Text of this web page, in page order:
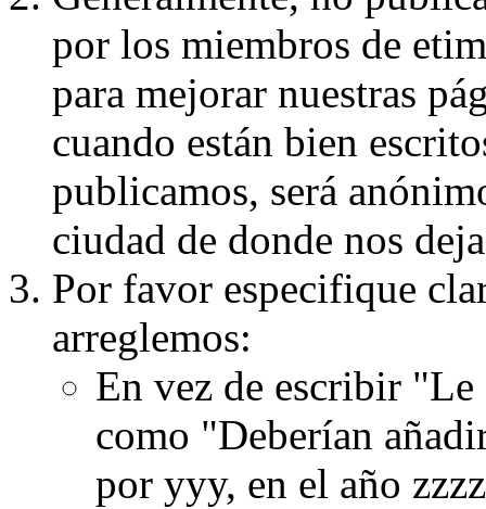
por los miembros de
para mejorar nuestras
cuando están bien
publicamos, será
ciudad de donde nos
Por favor especifique
arreglemos:
En vez de escribir
como "Deberían
por yyy, en el año